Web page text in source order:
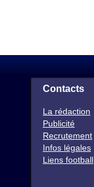
Contacts
La rédaction
Publicité
Recrutement
Infos légales
Liens football